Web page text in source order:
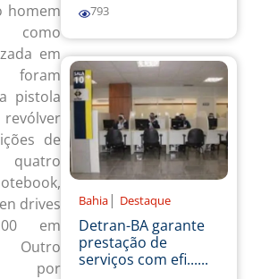
homem
em
pistola
de
drives
em
por
793
Bahia | Destaque
Detran-BA garante
prestação de
serviços com efi......